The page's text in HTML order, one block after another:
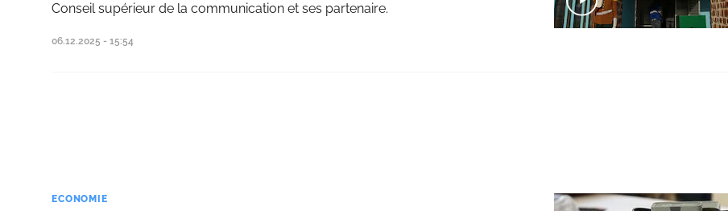
Conseil supérieur de la communication et ses partenaire.
06.12.2025 - 15:54
ECONOMIE